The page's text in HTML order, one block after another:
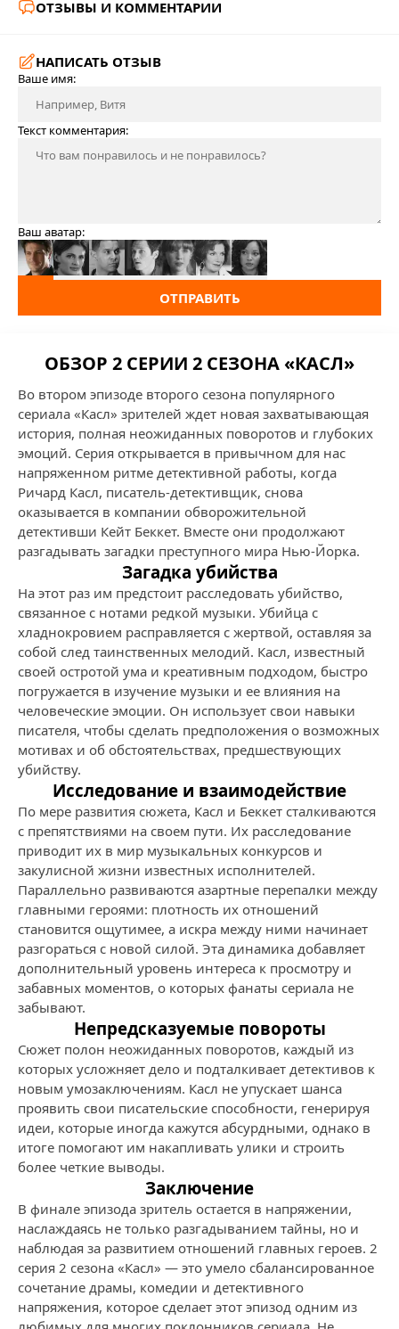
ОТЗЫВЫ И КОММЕНТАРИИ
НАПИСАТЬ ОТЗЫВ
Ваше имя:
Текст комментария:
Ваш аватар:
ОТПРАВИТЬ
ОБЗОР 2 СЕРИИ 2 СЕЗОНА «КАСЛ»
Во втором эпизоде второго сезона популярного
сериала «Касл» зрителей ждет новая захватывающая
история, полная неожиданных поворотов и глубоких
эмоций. Серия открывается в привычном для нас
напряженном ритме детективной работы, когда
Ричард Касл, писатель-детективщик, снова
оказывается в компании обворожительной
детективши Кейт Беккет. Вместе они продолжают
разгадывать загадки преступного мира Нью-Йорка.
Загадка убийства
На этот раз им предстоит расследовать убийство,
связанное с нотами редкой музыки. Убийца с
хладнокровием расправляется с жертвой, оставляя за
собой след таинственных мелодий. Касл, известный
своей остротой ума и креативным подходом, быстро
погружается в изучение музыки и ее влияния на
человеческие эмоции. Он использует свои навыки
писателя, чтобы сделать предположения о возможных
мотивах и об обстоятельствах, предшествующих
убийству.
Исследование и взаимодействие
По мере развития сюжета, Касл и Беккет сталкиваются
с препятствиями на своем пути. Их расследование
приводит их в мир музыкальных конкурсов и
закулисной жизни известных исполнителей.
Параллельно развиваются азартные перепалки между
главными героями: плотность их отношений
становится ощутимее, а искра между ними начинает
разгораться с новой силой. Эта динамика добавляет
дополнительный уровень интереса к просмотру и
забавных моментов, о которых фанаты сериала не
забывают.
Непредсказуемые повороты
Сюжет полон неожиданных поворотов, каждый из
которых усложняет дело и подталкивает детективов к
новым умозаключениям. Касл не упускает шанса
проявить свои писательские способности, генерируя
идеи, которые иногда кажутся абсурдными, однако в
итоге помогают им накапливать улики и строить
более четкие выводы.
Заключение
В финале эпизода зритель остается в напряжении,
наслаждаясь не только разгадыванием тайны, но и
наблюдая за развитием отношений главных героев. 2
серия 2 сезона «Касл» — это умело сбалансированное
сочетание драмы, комедии и детективного
напряжения, которое сделает этот эпизод одним из